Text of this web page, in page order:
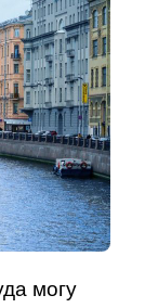
могу